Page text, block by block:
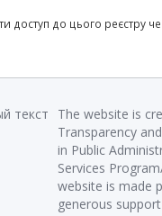
доступ до цього реєстру
The website is
Transparency
in Public
Services
website is made
generous